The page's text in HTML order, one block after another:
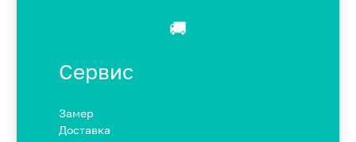
🚚
Сервис
Замер
Доставка